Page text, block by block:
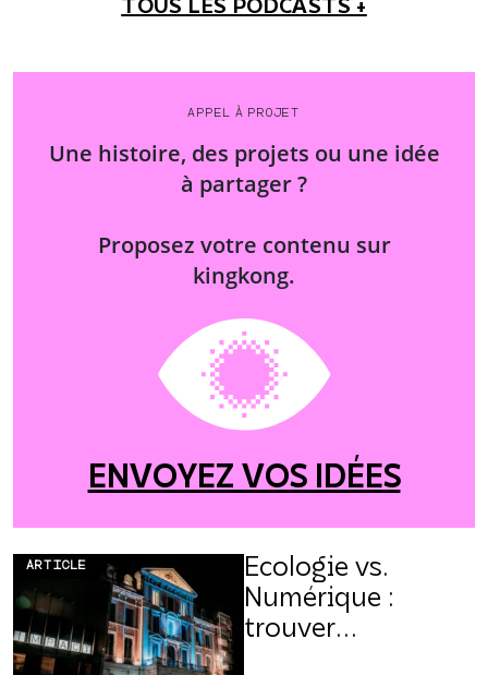
TOUS LES PODCASTS +
APPEL À PROJET
Une histoire, des projets ou une idée
à partager ?
Proposez votre contenu sur
kingkong.
ENVOYEZ VOS IDÉES
ARTICLE
Écologie vs.
Numérique :
trouver